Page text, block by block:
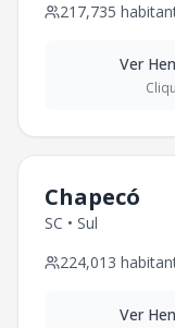
217,735
Ver
Chapecó
SC • Sul
224,013
Ver